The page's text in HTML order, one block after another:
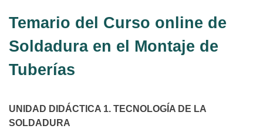
Temario del Curso online de
Soldadura en el Montaje de
Tuberías
UNIDAD DIDÁCTICA 1. TECNOLOGÍA DE LA
SOLDADURA